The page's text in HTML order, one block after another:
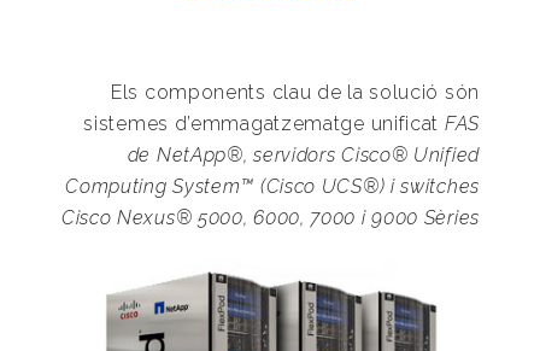
Els components clau de la solució són
sistemes d’emmagatzematge unificat FAS
de NetApp®, servidors Cisco® Unified
Computing System™ (Cisco UCS®) i switches
Cisco Nexus® 5000, 6000, 7000 i 9000 Sèries